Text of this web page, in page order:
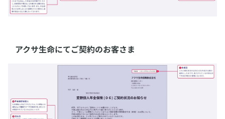
アクサ生命にてご契約のお客さま